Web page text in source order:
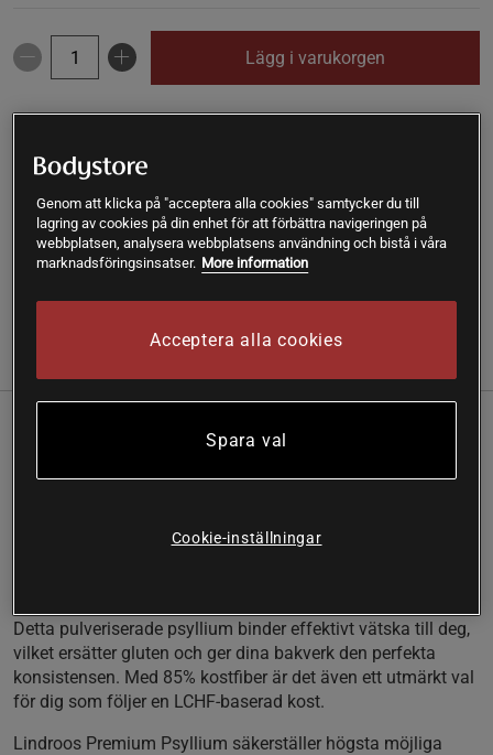
Lägg i varukorgen
SKU #A12914-01
Baka saftiga, glutenfria bakverk enkelt med Lindroos
Psyllium av premiumkvalitet!
Lindroos Premium Psyllium är den ultimata
Förbättrad konsistens
Detta pulveriserade psyllium binder effektivt vätska till deg,
vilket ersätter gluten och ger dina bakverk den perfekta
konsistensen. Med 85% kostfiber är det även ett utmärkt val
för dig som följer en LCHF-baserad kost.
Lindroos Premium Psyllium säkerställer högsta möjliga
Genom att klicka på "acceptera alla cookies" samtycker du till
lagring av cookies på din enhet för att förbättra navigeringen på
webbplatsen, analysera webbplatsens användning och bistå i våra
marknadsföringsinsatser. More information
Acceptera alla cookies
Spara val
Cookie-inställningar